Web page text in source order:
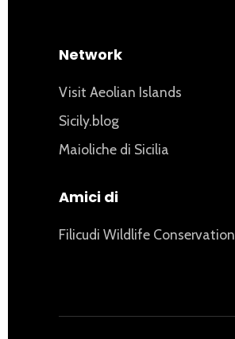
Network
Visit Aeolian Islands
Sicily.blog
Maioliche di Sicilia
Amici di
Filicudi Wildlife Conservation